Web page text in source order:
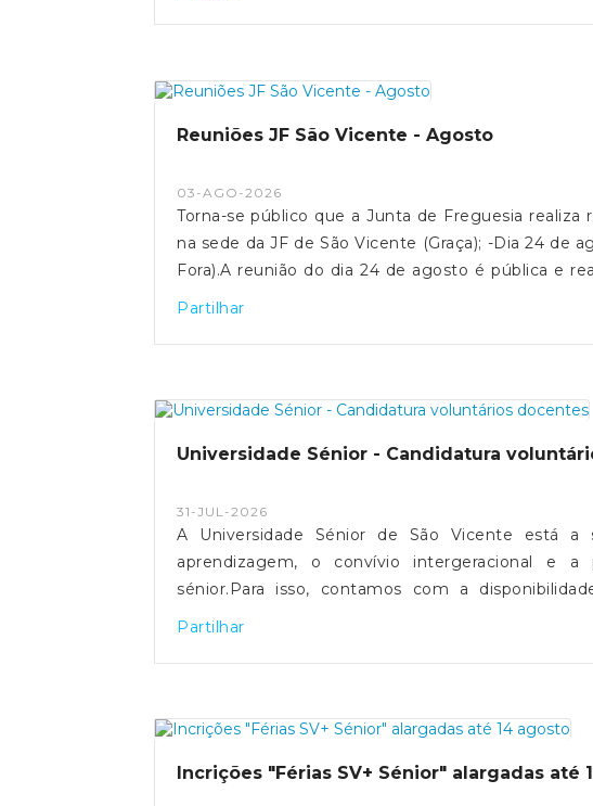
Reuniões JF São Vicente - Agosto
03-AGO-2026
Torna-se público que a Junta de Freguesia realiza
na sede da JF de São Vicente (Graça); -Dia 24 de
Fora).A reunião do dia 24 de agosto é pública e
do Cascão, n°41, 1100-445, Lisboa). EDITAL
Partilhar
Universidade Sénior - Candidatura
31-JUL-2026
A Universidade Sénior de São Vicente está
aprendizagem, o convívio intergeracional e
sénior.Para isso, contamos com a
conhecimentos e experiência como docentes
abaixo.As informações prestadas serão utilizadas
DELIBERAÇÃO
Partilhar
Incrições "Férias SV+ Sénior" alargadas até